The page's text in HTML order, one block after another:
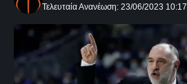
Τελευταία Ανανέωση: 23/06/2023 10:17